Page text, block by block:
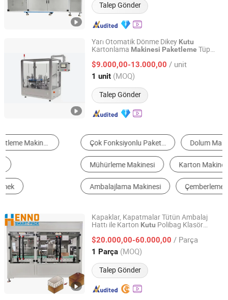
Talep Gönder
Yarı Otomatik Dönme Dikey Kutu
Kartonlama Makinesi Paketleme Tüp
$9.000,00-13.000,00 / unit
1 unit (MOQ)
Talep Gönder
Huizhou Pingfang Trading Co., Ltd.
Guangdong, China Fiyat 2013
Çok Fonksiyonlu Paketleme Makinesi Dolum Makinesi
Mühürleme Makinesi Karton Makinesi ve Kutu Yapma Makinesi
Ambalajlama Makinesi Çemberleme Makinesi
Kapaklar, Kapatmalar Tütün Ambalaj
Hattı ile Karton Kutu Polibag Klasör
$20.000,00-60.000,00 / Parça
1 Parça (MOQ)
Talep Gönder
Shenzhen Henno Packaging Technology Co., Ltd.
Guangdong, China Fiyat 2020